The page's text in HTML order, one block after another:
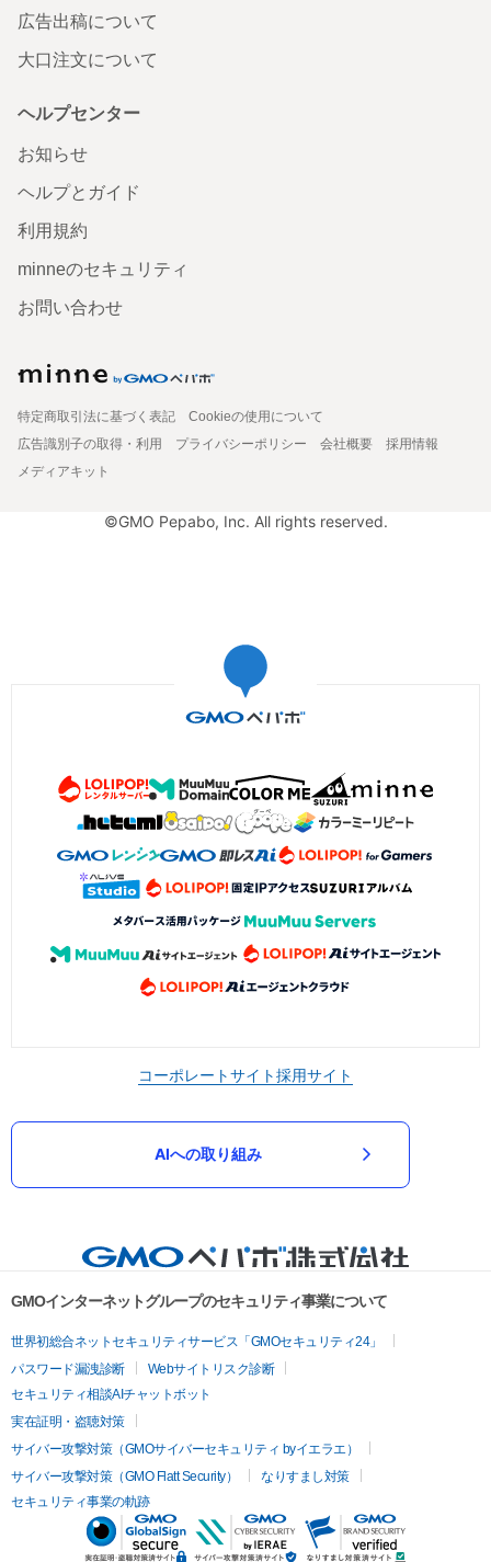
広告出稿について
大口注文について
ヘルプセンター
お知らせ
ヘルプとガイド
利用規約
minneのセキュリティ
お問い合わせ
特定商取引法に基づく表記
Cookieの使用について
広告識別子の取得・利用
プライバシーポリシー 会社概要
採用情報
メディアキット
©GMO Pepabo, Inc. All rights reserved.
コーポレートサイト採用サイト
AIへの取り組み
GMOインターネットグループのセキュリティ事業について
世界初総合ネットセキュリティサービス「GMOセキュリティ24」
パスワード漏洩診断
Webサイトリスク診断
セキュリティ相談AIチャットボット
実在証明・盗聴対策
サイバー攻撃対策（GMOサイバーセキュリティ byイエラエ）
サイバー攻撃対策（GMO Flatt Security）
なりすまし対策
セキュリティ事業の軌跡